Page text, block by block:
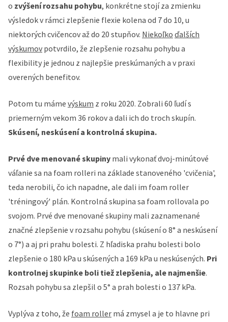
o zvýšení rozsahu pohybu, konkrétne stojí za zmienku
výsledok v rámci zlepšenie flexie kolena od 7 do 10, u
niektorých cvičencov až do 20 stupňov. Niekoľko ďalších
výskumov potvrdilo, že zlepšenie rozsahu pohybu a
flexibility je jednou z najlepšie preskúmaných a v praxi
overených benefitov.
Potom tu máme výskum z roku 2020. Zobrali 60 ľudí s
priemerným vekom 36 rokov a dali ich do troch skupín.
Skúsení, neskúsení a kontrolná skupina.
Prvé dve menované skupiny mali vykonať dvoj-minútové
váľanie sa na foam rolleri na základe stanoveného 'cvičenia',
teda nerobili, čo ich napadne, ale dali im foam roller
'tréningový' plán. Kontrolná skupina sa foam rollovala po
svojom. Prvé dve menované skupiny mali zaznamenané
značné zlepšenie v rozsahu pohybu (skúsení o 8° a neskúsení
o 7°) a aj pri prahu bolesti. Z hľadiska prahu bolesti bolo
zlepšenie o 180 kPa u skúsených a 169 kPa u neskúsených. Pri
kontrolnej skupinke boli tiež zlepšenia, ale najmenšie.
Rozsah pohybu sa zlepšil o 5° a prah bolesti o 137 kPa.
Vyplýva z toho, že foam roller má zmysel a je to hlavne pri